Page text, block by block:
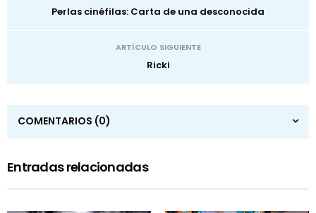
Perlas cinéfilas: Carta de una desconocida
ARTÍCULO SIGUIENTE
Ricki
COMENTARIOS (0)
Entradas relacionadas